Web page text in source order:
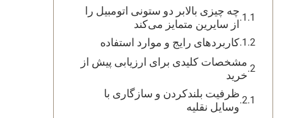
چه چیزی بالابر دو ستونی اتومبیل را
از سایرین متمایز می‌کند
کاربردهای رایج و موارد استفاده
مشخصات کلیدی برای ارزیابی پیش از
خرید
ظرفیت بلندکردن و سازگاری با
وسایل نقلیه